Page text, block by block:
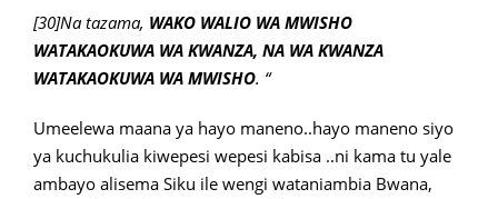
[30]Na tazama, WAKO WALIO WA MWISHO
WATAKAOKUWA WA KWANZA, NA WA KWANZA
WATAKAOKUWA WA MWISHO. “
Umeelewa maana ya hayo maneno..hayo maneno siyo
ya kuchukulia kiwepesi wepesi kabisa ..ni kama tu yale
ambayo alisema Siku ile wengi wataniambia Bwana,